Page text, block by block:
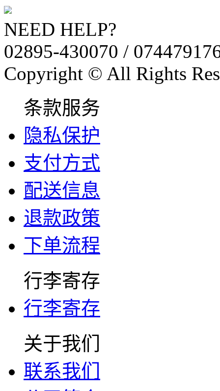
NEED HELP?
02895-430070 /
Copyright © All Rights
条款服务
隐私保护
支付方式
配送信息
退款政策
下单流程
行李寄存
行李寄存
关于我们
联系我们